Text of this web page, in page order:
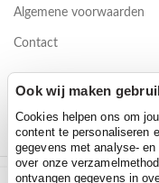
Algemene voorwaarden
Contact
Ook wij maken
Cookies helpen ons om
content te personaliseren
gegevens met analyse-
over onze
ontvangen gegevens in